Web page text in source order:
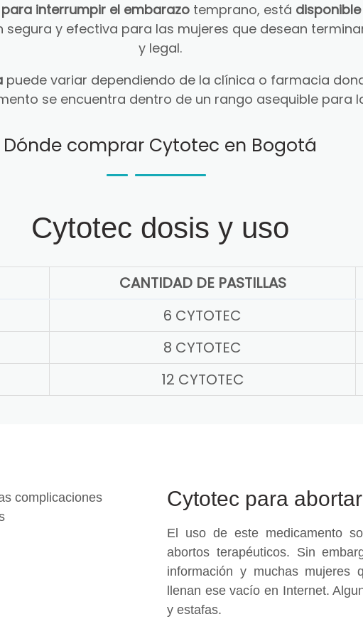
interrumpir el embarazotemprano, está
segura y efectiva para las mujeres que desean
y legal.
puede variar dependiendo de la clínica o farmacia
se encuentra dentro de un rango asequible para
Dónde comprar Cytotec en Bogotá
Cytotec dosis y uso
CANTIDAD DE PASTILLAS
6 CYTOTEC
8 CYTOTEC
12 CYTOTEC
Cytotec para abortar
El uso de este medicamento
abortos terapéuticos. Sin
información y muchas mujeres
llenan ese vacío en Internet.
y estafas.